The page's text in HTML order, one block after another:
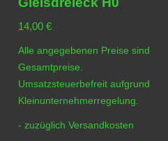
14,00 €
Alle angegebenen Preise sind
Gesamtpreise.
Umsatzsteuerbefreit aufgrund
Kleinunternehmerregelung.
- zuzüglich Versandkosten